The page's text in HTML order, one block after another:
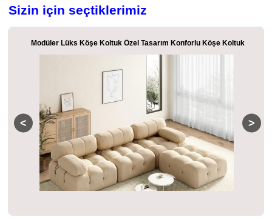
Sizin için seçtiklerimiz
Modüler Lüks Köşe Koltuk Özel Tasarım Konforlu Köşe Koltuk